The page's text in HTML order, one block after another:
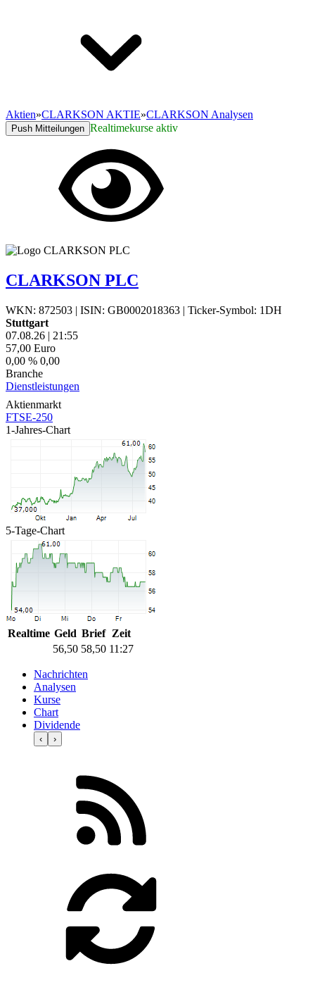
Aktien»CLARKSON AKTIE»CLARKSON Analysen
Push Mitteilungen Realtimekurse aktiv
CLARKSON PLC
WKN: 872503 | ISIN: GB0002018363 | Ticker-Symbol: 1DH
Stuttgart
07.08.26 | 21:55
57,00 Euro
0,00 % 0,00
Branche
Dienstleistungen
Aktienmarkt
FTSE-250
1-Jahres-Chart
5-Tage-Chart
Realtime Geld Brief Zeit
56,50 58,50 11:27
Nachrichten
Analysen
Kurse
Chart
Dividende
‹ ›